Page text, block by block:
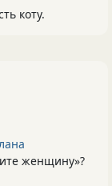
коту.
женщину»?